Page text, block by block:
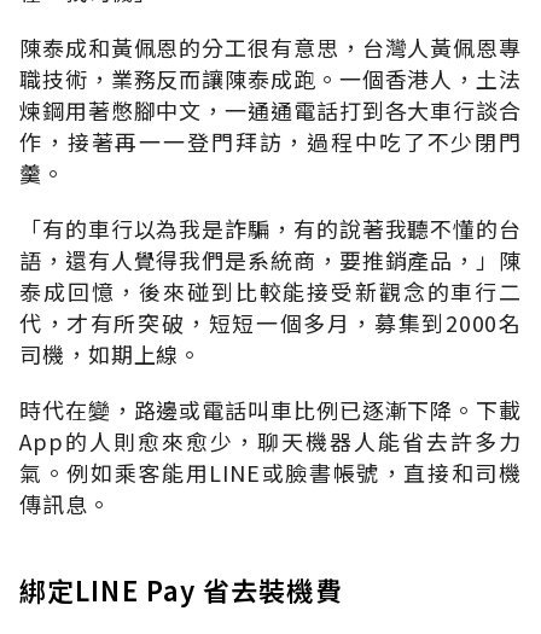
陳泰成和黃佩恩的分工很有意思，台灣人黃佩恩專
職技術，業務反而讓陳泰成跑。一個香港人，土法
煉鋼用著憋腳中文，一通通電話打到各大車行談合
作，接著再一一登門拜訪，過程中吃了不少閉門
羹。
「有的車行以為我是詐騙，有的說著我聽不懂的台
語，還有人覺得我們是系統商，要推銷產品，」陳
泰成回憶，後來碰到比較能接受新觀念的車行二
代，才有所突破，短短一個多月，募集到2000名
司機，如期上線。
時代在變，路邊或電話叫車比例已逐漸下降。下載
App的人則愈來愈少，聊天機器人能省去許多力
氣。例如乘客能用LINE或臉書帳號，直接和司機
傳訊息。
綁定LINE Pay 省去裝機費